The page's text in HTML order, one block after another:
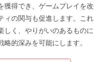
獲得でき、ゲームプレイを
ィの関与も促進します。こ
しく、やりがいのあるもの
略的深みを可能にします。